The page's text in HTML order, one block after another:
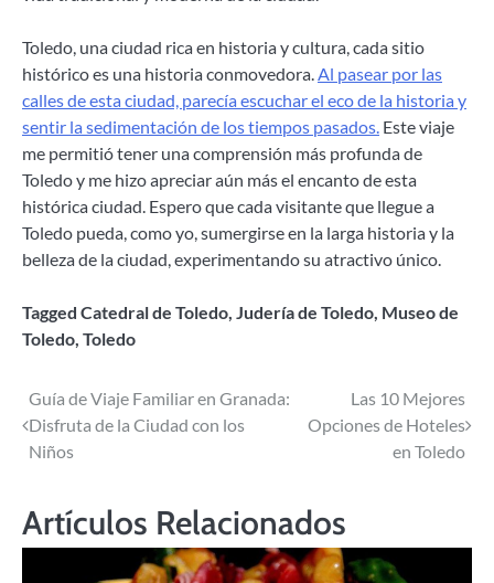
Toledo, una ciudad rica en historia y cultura, cada sitio
histórico es una historia conmovedora.Al pasear por las
calles de esta ciudad, parecía escuchar el eco de la historia y
sentir la sedimentación de los tiempos pasados. Este viaje
me permitió tener una comprensión más profunda de
Toledo y me hizo apreciar aún más el encanto de esta
histórica ciudad. Espero que cada visitante que llegue a
Toledo pueda, como yo, sumergirse en la larga historia y la
belleza de la ciudad, experimentando su atractivo único.
Tagged Catedral de Toledo, Judería de Toledo, Museo de
Toledo, Toledo
Navegación
de
Guía de Viaje Familiar en Granada:
Disfruta de la Ciudad con los
Niños
Las 10 Mejores
Opciones de Hoteles
en Toledo
Artículos Relacionados